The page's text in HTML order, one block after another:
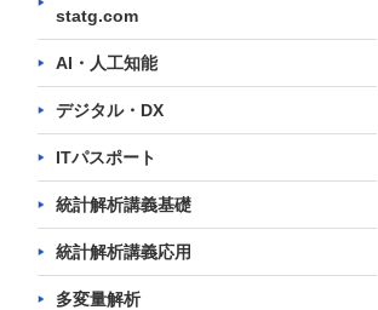
statg.com
AI・人工知能
デジタル・DX
ITパスポート
統計解析講義基礎
統計解析講義応用
多変量解析